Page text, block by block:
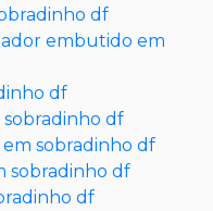
df
embutido em
df
df
em sobradinho df
sobradinho df
df